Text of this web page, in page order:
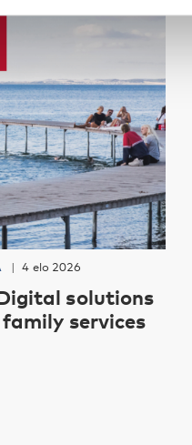
4 elo 2026
solutions
services